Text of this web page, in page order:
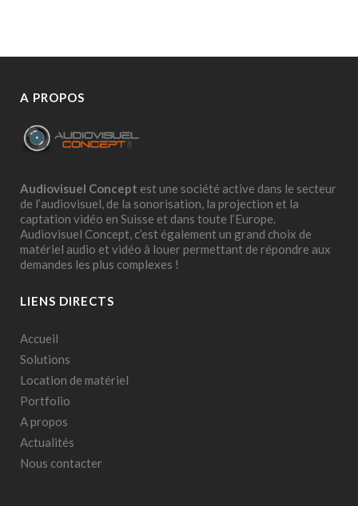
A PROPOS
Audiovisuel Concept est une société active dans le secteur
de l’audiovisuel, de la sonorisation, la projection et la
captation vidéo en Suisse et dans toute l’Europe.
Audiovisuel Concept, c’est également un grand choix de
matériel audio et vidéo à louer permettant de répondre aux
demandes les plus complexes !
LIENS DIRECTS
Accueil
Solutions
Location de matériel
Portfolio
A propos
Actualités
Nous contacter